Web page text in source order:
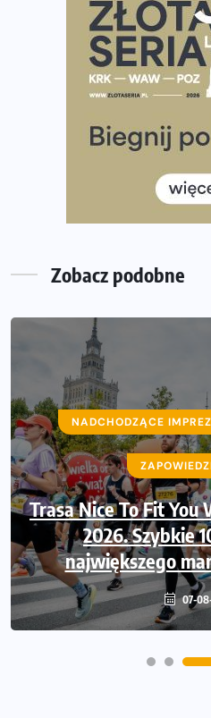
Największy Bieg Powstania
Ponad 12 tysięcy
Tętno vs tempo – czym
Co ma dużo białka?
Rozbiegany Olsztyn szykuje
Już w tę sobotę 35. Bieg
Wystartuje rekordowa
Zobacz podobne
NADCHODZĄCE
Trasa Nice To Fit
2026. Szybkie
największego
07-
NADCHODZĄCE
Ruszają zapisy na
Maraton przy
06-